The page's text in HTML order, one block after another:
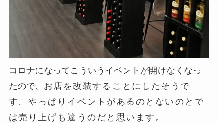
コロナになってこういうイベントが開けなくなっ
たので、 お店を改装することにしたそうで
す。やっぱりイベントがあるのとないのとで
は売り上げも違うのだと思います。